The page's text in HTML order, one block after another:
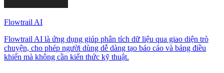
Flowtrail AI
Flowtrail AI là ứng dụng giúp phân tích dữ liệu qua giao diện trò
chuyện, cho phép người dùng dễ dàng tạo báo cáo và bảng điều
khiển mà không cần kiến thức kỹ thuật.